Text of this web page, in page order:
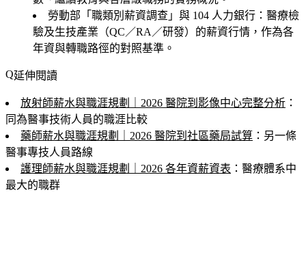
勞動部「職類別薪資調查」與 104 人力銀行 ：醫療檢
驗及生技產業（QC／RA／研發）的薪資行情，作為各
年資與轉職路徑的對照基準。
延伸閱讀
放射師薪水與職涯規劃｜2026 醫院到影像中心完整分析 ：
同為醫事技術人員的職涯比較
藥師薪水與職涯規劃｜2026 醫院到社區藥局試算 ：另一條
醫事專技人員路線
護理師薪水與職涯規劃｜2026 各年資薪資表 ：醫療體系中
最大的職群